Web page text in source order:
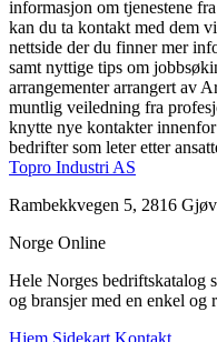
informasjon om tjenestene
kan du ta kontakt med dem
nettside der du finner mer
samt nyttige tips om
arrangementer arrangert av
muntlig veiledning fra
knytte nye kontakter
bedrifter som leter etter
Topro Industri AS
Rambekkvegen 5, 2816
Norge Online
Hele Norges bedriftskatalog
og bransjer med en enkel og
Hjem Sidekart Kontakt